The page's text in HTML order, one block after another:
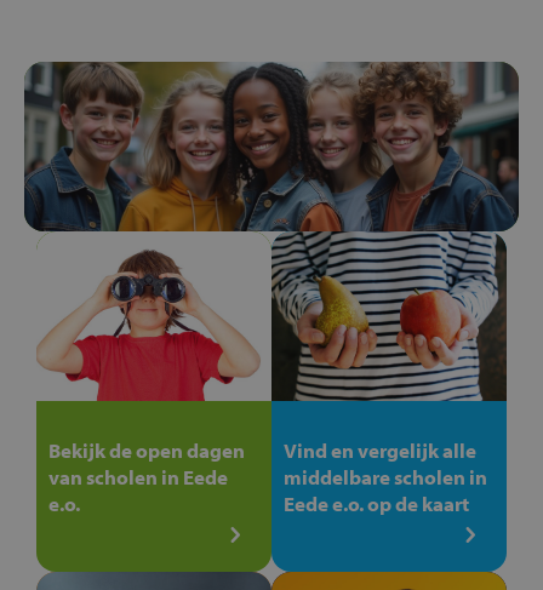
Bekijk de open dagen
van scholen in Eede
e.o.
Vind en vergelijk alle
middelbare scholen in
Eede e.o. op de kaart